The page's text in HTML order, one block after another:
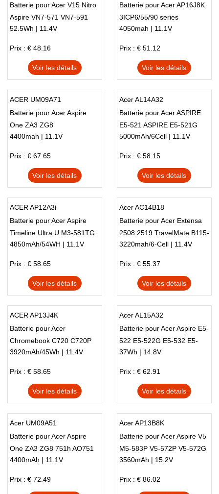
Batterie pour Acer V15 Nitro
Aspire VN7-571 VN7-591
VN7-791
52.5Wh | 11.4V
Prix : € 48.16
Voir les détails
Batterie pour Acer AP16J8K
3ICP6/55/90 series
4050mah | 11.1V
Prix : € 51.12
Voir les détails
ACER UM09A71
Batterie pour Acer Aspire
One ZA3 ZG8
4400mah | 11.1V
Prix : € 67.65
Voir les détails
Acer AL14A32
Batterie pour Acer ASPIRE
E5-521 ASPIRE E5-521G
ASPIRE E5-531
5000mAh/6Cell | 11.1V
Prix : € 58.15
Voir les détails
ACER AP12A3i
Batterie pour Acer Aspire
Timeline Ultra U M3-581TG
M5-481TG AP12A4i
4850mAh/54WH | 11.1V
Prix : € 58.65
Voir les détails
Acer AC14B18
Batterie pour Acer Extensa
2508 2519 TravelMate B115-
M B115-MP
3220mah/6-Cell | 11.4V
Prix : € 55.37
Voir les détails
ACER AP13J4K
Batterie pour Acer
Chromebook C720 C720P
C740
3920mAh/45Wh | 11.4V
Prix : € 58.65
Voir les détails
Acer AL15A32
Batterie pour Acer Aspire E5-
522 E5-522G E5-532 E5-
532T E5-573
37Wh | 14.8V
Prix : € 62.91
Voir les détails
Acer UM09A51
Batterie pour Acer Aspire
One ZA3 ZG8 751h AO751
531
4400mAh | 11.1V
Prix : € 72.49
Acer AP13B8K
Batterie pour Acer Aspire V5
M5-583P V5-572P V5-572G
3560mAh | 15.2V
Prix : € 86.02